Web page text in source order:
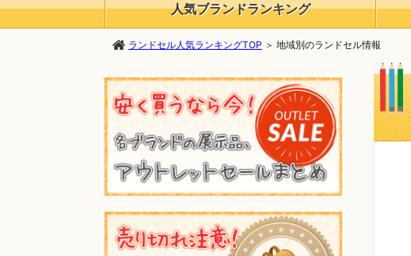
人気ブランドランキング
ランドセル人気ランキングTOP ＞ 地域別のランドセル情報